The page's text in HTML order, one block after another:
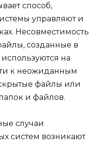
способ,
управляют и
Несовместимость
созданные в
на
к неожиданным
файлы или
и файлов.
случаи
систем возникают